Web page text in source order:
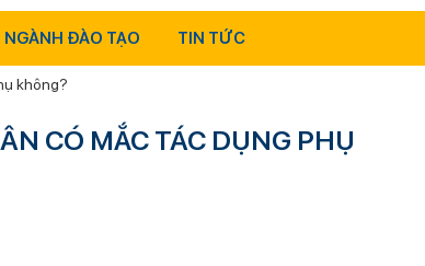
NGÀNH ĐÀO TẠO TIN TỨC
không?
CÓ MẮC TÁC DỤNG PHỤ